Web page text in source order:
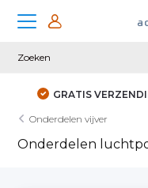
GRATIS
Onderdelen vijver
Onderdelen